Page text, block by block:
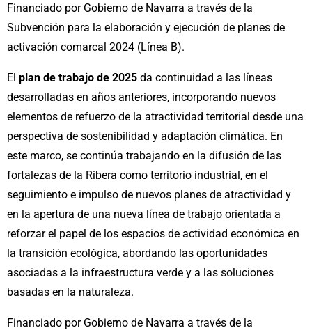
Financiado por Gobierno de Navarra a través de la
Subvención para la elaboración y ejecución de planes de
activación comarcal 2024 (Línea B).
El plan de trabajo de 2025 da continuidad a las líneas
desarrolladas en años anteriores, incorporando nuevos
elementos de refuerzo de la atractividad territorial desde una
perspectiva de sostenibilidad y adaptación climática. En
este marco, se continúa trabajando en la difusión de las
fortalezas de la Ribera como territorio industrial, en el
seguimiento e impulso de nuevos planes de atractividad y
en la apertura de una nueva línea de trabajo orientada a
reforzar el papel de los espacios de actividad económica en
la transición ecológica, abordando las oportunidades
asociadas a la infraestructura verde y a las soluciones
basadas en la naturaleza.
Financiado por Gobierno de Navarra a través de la